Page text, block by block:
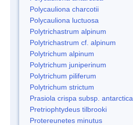
Polycauliona charcotii
Polycauliona luctuosa
Polytrichastrum alpinum
Polytrichastrum cf. alpinum
Polytrichum alpinum
Polytrichum juniperinum
Polytrichum piliferum
Polytrichum strictum
Prasiola crispa subsp. antarctica
Pretriophtydeus tilbrooki
Protereunetes minutus